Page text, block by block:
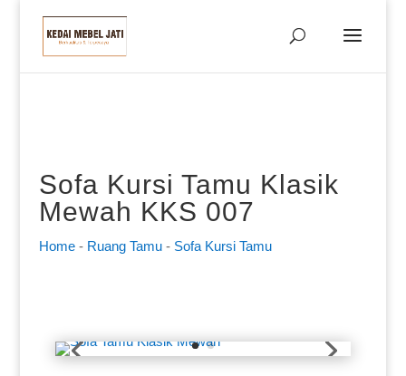
Sofa Kursi Tamu Klasik
Mewah KKS 007
Home- Ruang Tamu- Sofa Kursi Tamu